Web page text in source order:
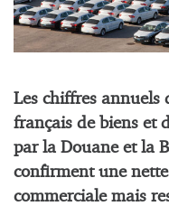
Les chiffres annuels
français de biens et
par la Douane et la
confirment une
commerciale mais